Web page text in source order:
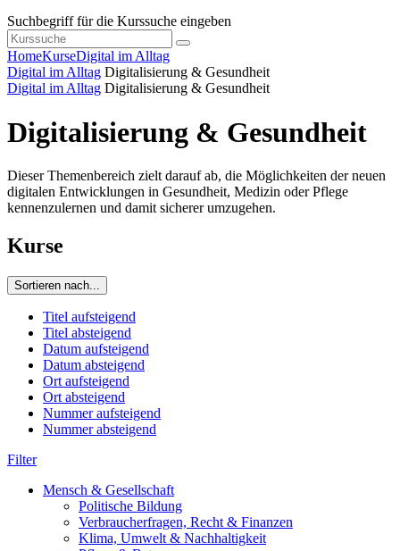
Suchbegriff für die Kurssuche eingeben
HomeKurseDigital im Alltag
Digital im Alltag Digitalisierung & Gesundheit
Digital im Alltag Digitalisierung & Gesundheit
Digitalisierung & Gesundheit
Dieser Themenbereich zielt darauf ab, die Möglichkeiten der neuen
digitalen Entwicklungen in Gesundheit, Medizin oder Pflege
kennenzulernen und damit sicherer umzugehen.
Kurse
Sortieren nach...
Titel aufsteigend
Titel absteigend
Datum aufsteigend
Datum absteigend
Ort aufsteigend
Ort absteigend
Nummer aufsteigend
Nummer absteigend
Filter
Mensch & Gesellschaft
Politische Bildung
Verbraucherfragen, Recht & Finanzen
Klima, Umwelt & Nachhaltigkeit